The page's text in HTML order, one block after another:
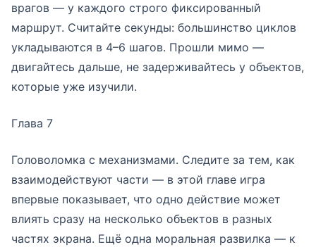
врагов — у каждого строго фиксированный
маршрут. Считайте секунды: большинство циклов
укладываются в 4–6 шагов. Прошли мимо —
двигайтесь дальше, не задерживайтесь у объектов,
которые уже изучили.
Глава 7
Головоломка с механизмами. Следите за тем, как
взаимодействуют части — в этой главе игра
впервые показывает, что одно действие может
влиять сразу на несколько объектов в разных
частях экрана. Ещё одна моральная развилка — к